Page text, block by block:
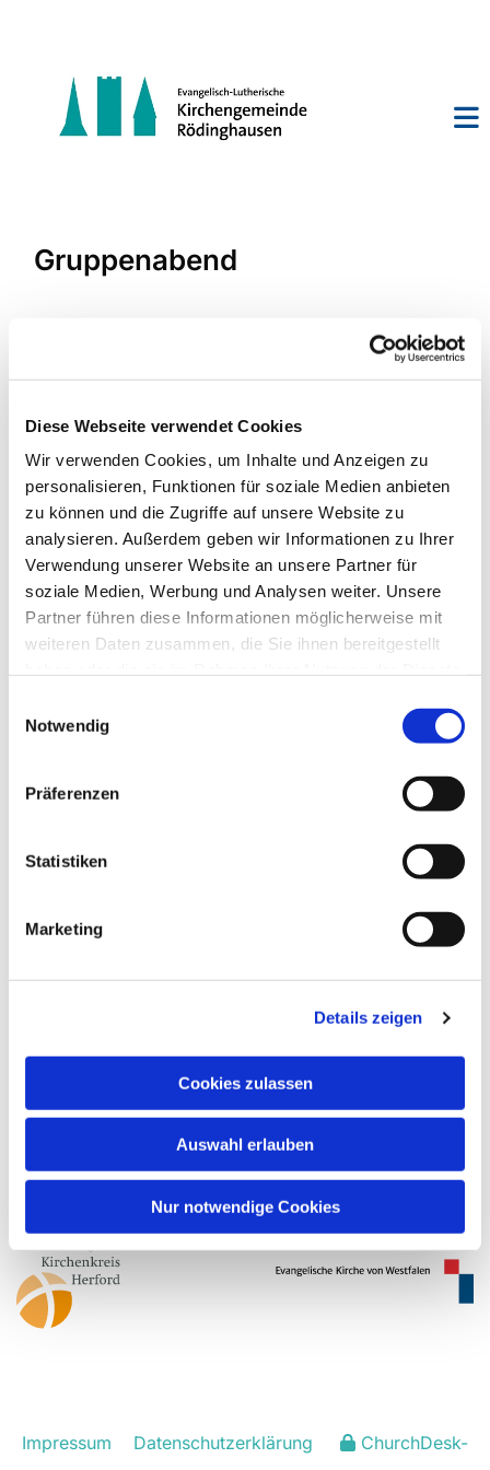
Diese Webseite verwendet Cookies
Wir verwenden Cookies, um Inhalte und Anzeigen zu
personalisieren, Funktionen für soziale Medien anbieten
zu können und die Zugriffe auf unsere Website zu
analysieren. Außerdem geben wir Informationen zu Ihrer
Verwendung unserer Website an unsere Partner für
soziale Medien, Werbung und Analysen weiter. Unsere
Partner führen diese Informationen möglicherweise mit
weiteren Daten zusammen, die Sie ihnen bereitgestellt
Notwendig
Präferenzen
Statistiken
Marketing
Details zeigen
Cookies zulassen
Auswahl erlauben
Nur notwendige Cookies
Gruppenabend
Thema: Abhängigkeit bis zum Tode?
Evangelisch-Lutherische Kirchengemeinde
Rödinghausen
hf-kg-roedinghausen@kirchenkreis-herford.de
Impressum Datenschutzerklärung
ChurchDesk-